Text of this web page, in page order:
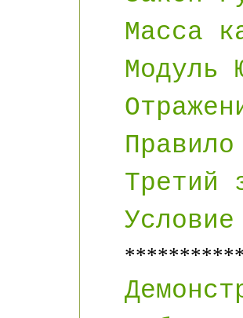
Масса
Модуль
Третий